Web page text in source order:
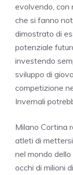
evolvendo, con
che si fanno
dimostrato di
potenziale
investendo
sviluppo di
competizione
Invernali
Milano Cortina
atleti di
nel mondo
occhi di milioni